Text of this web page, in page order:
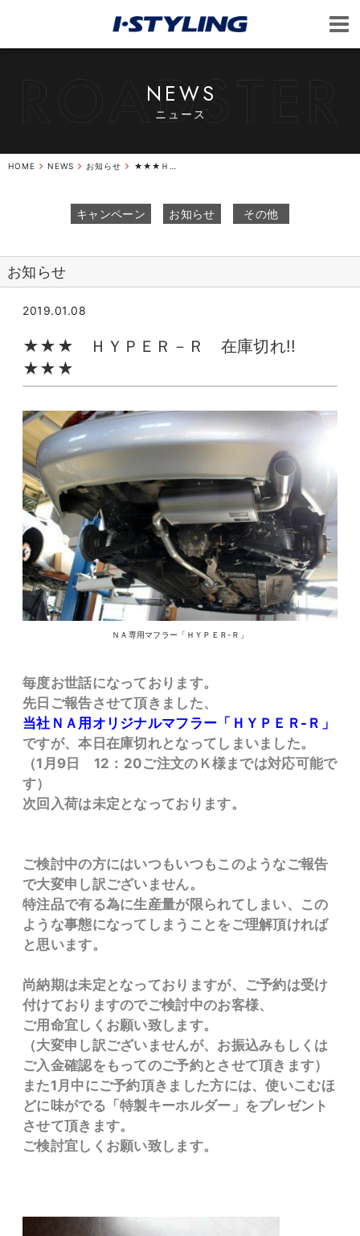
NEWS
ニュース
HOME NEWS お知らせ ★★★ＨＹＰＥＲ－Ｒ在庫切れ!!★★★
キャンペーン お知らせ その他
お知らせ
2019.01.08
★★★ ＨＹＰＥＲ－Ｒ 在庫切れ!!
★★★
ＮＡ専用マフラー「ＨＹＰＥＲ-Ｒ」
毎度お世話になっております。
先日ご報告させて頂きました、
当社ＮＡ用オリジナルマフラー「ＨＹＰＥＲ-Ｒ」
ですが、本日在庫切れとなってしまいました。
（1月9日 12：20ご注文のＫ様までは対応可能で
す）
次回入荷は未定となっております。
ご検討中の方にはいつもいつもこのようなご報告
で大変申し訳ございません。
特注品で有る為に生産量が限られてしまい、この
ような事態になってしまうことをご理解頂ければ
と思います。
尚納期は未定となっておりますが、ご予約は受け
付けておりますのでご検討中のお客様、
ご用命宜しくお願い致します。
（大変申し訳ございませんが、お振込みもしくは
ご入金確認をもってのご予約とさせて頂きます）
また1月中にご予約頂きました方には、使いこむほ
どに味がでる「特製キーホルダー」をプレゼント
させて頂きます。
ご検討宜しくお願い致します。